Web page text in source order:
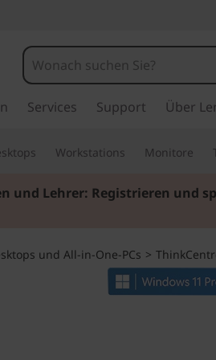
Services Support Über
Workstations Monitore
und Lehrer: Registrieren und
item 2 of 3
und All-in-One-PCs >